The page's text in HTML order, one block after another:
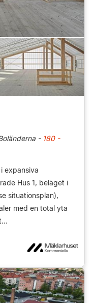
-180 -
expansiva
Hus 1, beläget i
situationsplan),
med en total yta